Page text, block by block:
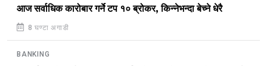
आज सर्वाधिक कारोबार गर्ने टप १० ब्रोकर, किन्नेभन्दा बेच्ने धेरै
8 घण्टा अगाडी
BANKING